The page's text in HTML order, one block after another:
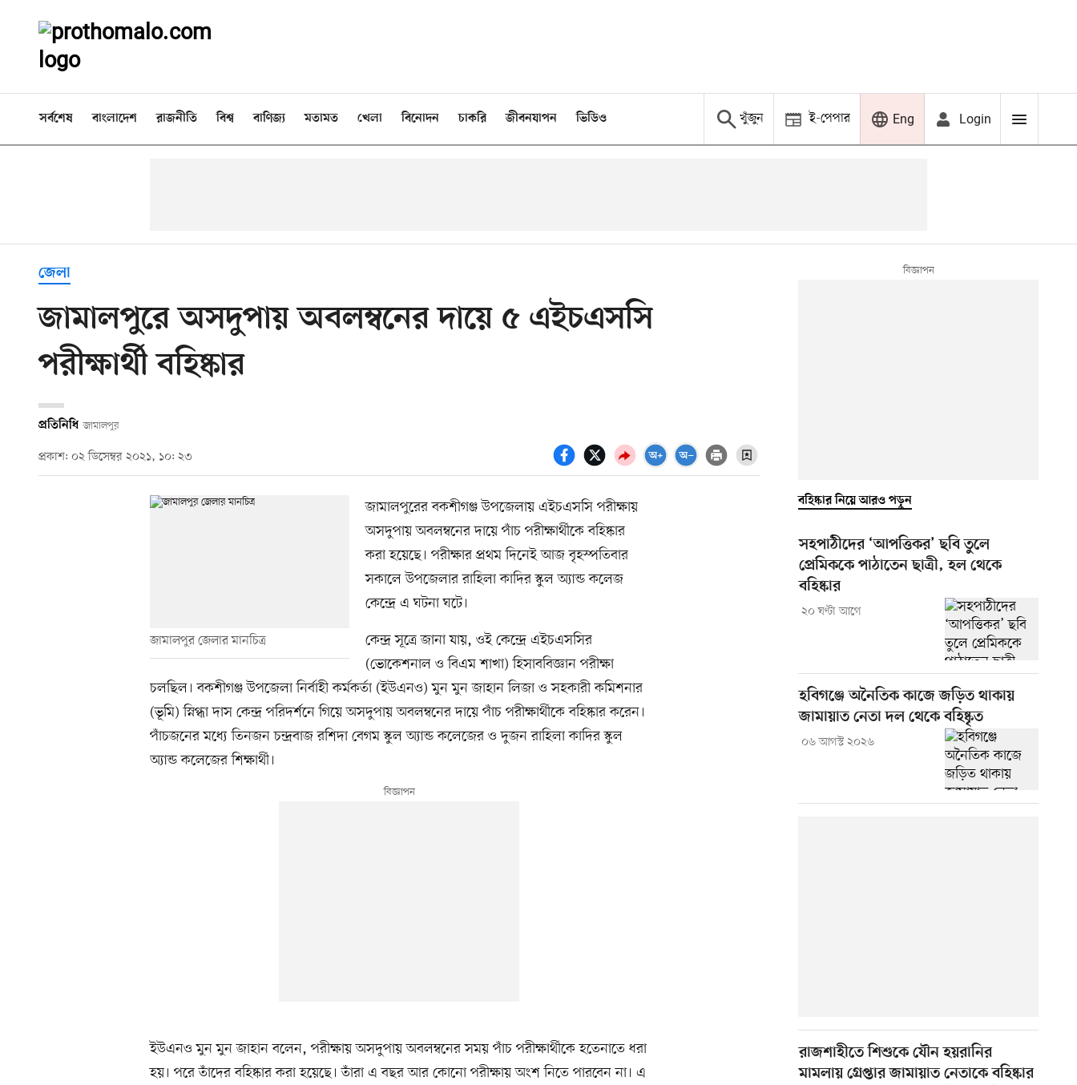
সর্বশেষ বাংলাদেশ রাজনীতি বিশ্ব বাণিজ্য মতামত খেলা বিনোদন চাকরি জীবনযাপন ভিডিও খুঁজুন ই-পেপার Eng Login
জেলা
জামালপুরে অসদুপায় অবলম্বনের দায়ে ৫ এইচএসসি
পরীক্ষার্থী বহিষ্কার
প্রতিনিধি জামালপুর
প্রকাশ: ০২ ডিসেম্বর ২০২১, ১০: ২৩
জামালপুর জেলার মানচিত্র
জামালপুরের বকশীগঞ্জ উপজেলায় এইচএসসি পরীক্ষায়
অসদুপায় অবলম্বনের দায়ে পাঁচ পরীক্ষার্থীকে বহিষ্কার
করা হয়েছে। পরীক্ষার প্রথম দিনেই আজ বৃহস্পতিবার
সকালে উপজেলার রাহিলা কাদির স্কুল অ্যান্ড কলেজ
কেন্দ্রে এ ঘটনা ঘটে।
কেন্দ্র সূত্রে জানা যায়, ওই কেন্দ্রে এইচএসসির
(ভোকেশনাল ও বিএম শাখা) হিসাববিজ্ঞান পরীক্ষা
চলছিল। বকশীগঞ্জ উপজেলা নির্বাহী কর্মকর্তা (ইউএনও) মুন মুন জাহান লিজা ও সহকারী কমিশনার
(ভূমি) স্নিগ্ধা দাস কেন্দ্র পরিদর্শনে গিয়ে অসদুপায় অবলম্বনের দায়ে পাঁচ পরীক্ষার্থীকে বহিষ্কার করেন।
পাঁচজনের মধ্যে তিনজন চন্দ্রবাজ রশিদা বেগম স্কুল অ্যান্ড কলেজের ও দুজন রাহিলা কাদির স্কুল
অ্যান্ড কলেজের শিক্ষার্থী।
ইউএনও মুন মুন জাহান বলেন, পরীক্ষায় অসদুপায় অবলম্বনের সময় পাঁচ পরীক্ষার্থীকে হতেনাতে ধরা
হয়। পরে তাঁদের বহিষ্কার করা হয়েছে। তাঁরা এ বছর আর কোনো পরীক্ষায় অংশ নিতে পারবেন না। এ
বহিষ্কার নিয়ে আরও পড়ুন
সহপাঠীদের ‘আপত্তিকর’ ছবি তুলে
প্রেমিককে পাঠাতেন ছাত্রী, হল থেকে
বহিষ্কার
২০ ঘণ্টা আগে
হবিগঞ্জে অনৈতিক কাজে জড়িত থাকায়
জামায়াত নেতা দল থেকে বহিষ্কৃত
০৬ আগস্ট ২০২৬
রাজশাহীতে শিশুকে যৌন হয়রানির
মামলায় গ্রেপ্তার জামায়াত নেতাকে বহিষ্কার